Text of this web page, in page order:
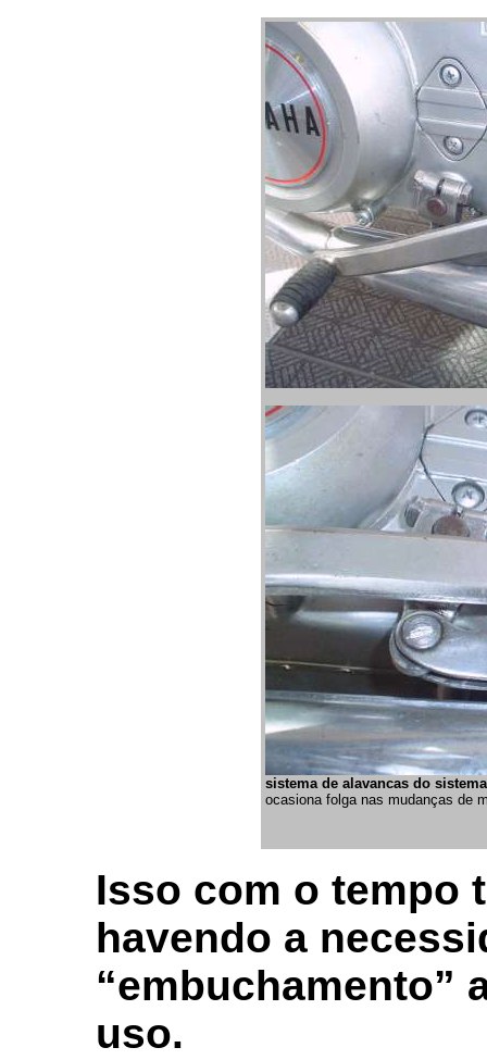
sistema de alavancas do
ocasiona folga nas mudanças de
Isso com o tempo
havendo a
“embuchamento”
uso.